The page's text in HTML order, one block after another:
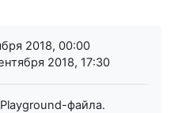
2018, 00:00
2018, 17:30
файла.